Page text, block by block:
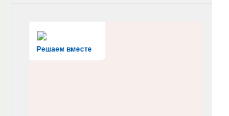
Решаем вместе